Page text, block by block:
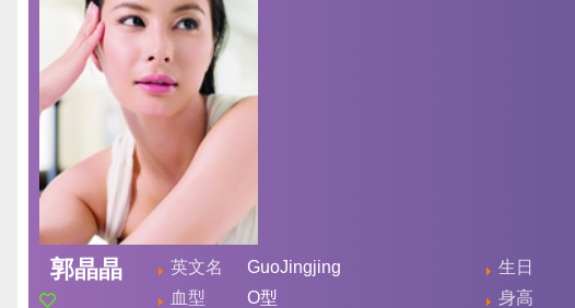
郭晶晶 英文名 GuoJingjing 生日
血型
O型 身高